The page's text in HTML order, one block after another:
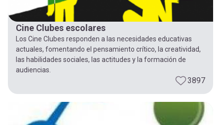
Cine Clubes escolares
Los Cine Clubes responden a las necesidades educativas
actuales, fomentando el pensamiento crítico, la creatividad,
las habilidades sociales, las actitudes y la formación de
audiencias.
3897